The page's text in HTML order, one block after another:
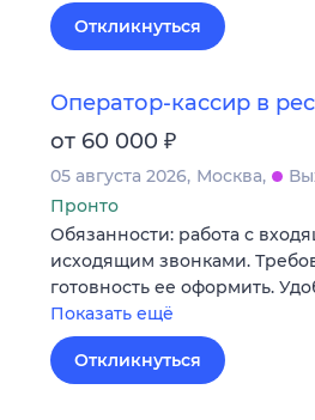
Откликнуться
Оператор-кассир в
от 60 000 ₽
05 августа 2026 Москва
Пронто
Обязанности: работа с
исходящим звонками.
готовность ее оформить.
Показать ещё
Откликнуться